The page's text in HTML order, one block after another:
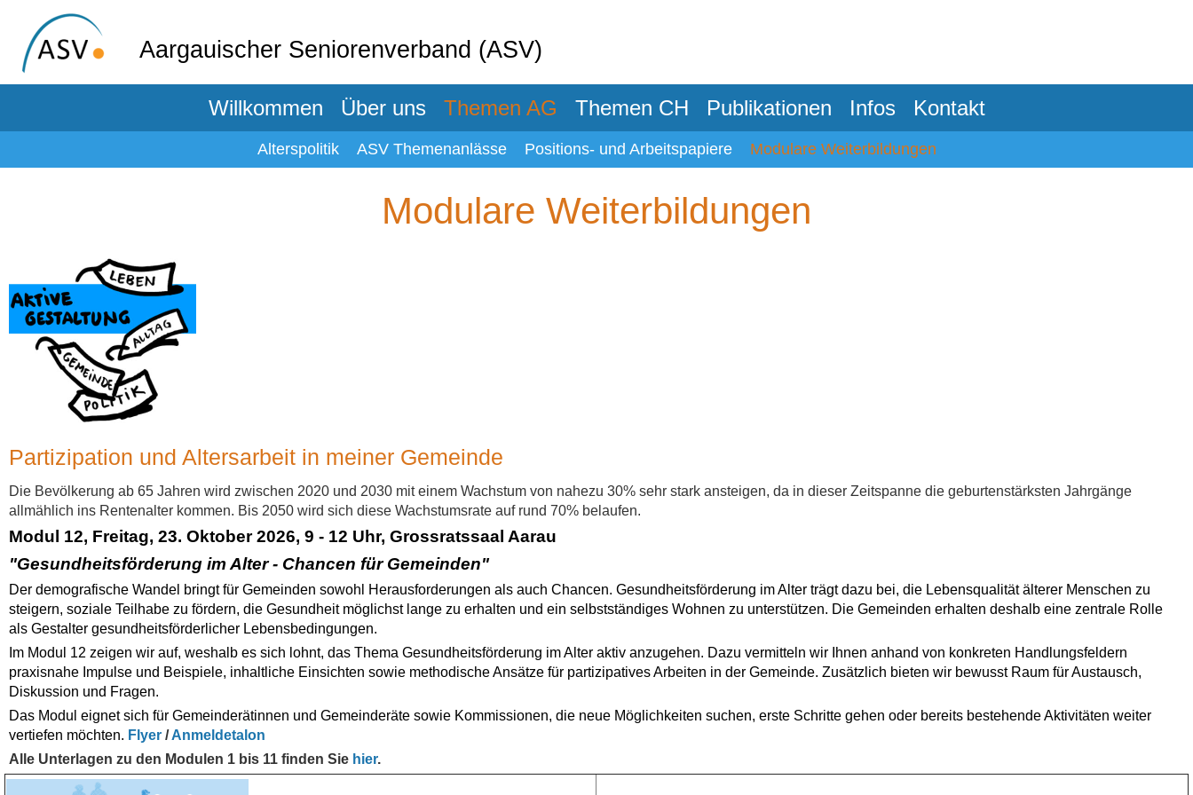
Aargauischer Seniorenverband (ASV)
Willkommen Über uns Themen AG Themen CH Publikationen Infos Kontakt
Alterspolitik ASV Themenanlässe Positions- und Arbeitspapiere Modulare Weiterbildungen
Modulare Weiterbildungen
Partizipation und Altersarbeit in meiner Gemeinde
Die Bevölkerung ab 65 Jahren wird zwischen 2020 und 2030 mit einem Wachstum von nahezu 30% sehr stark ansteigen, da in dieser Zeitspanne die geburtenstärksten Jahrgänge
allmählich ins Rentenalter kommen. Bis 2050 wird sich diese Wachstumsrate auf rund 70% belaufen.
Modul 12, Freitag, 23. Oktober 2026, 9 - 12 Uhr, Grossratssaal Aarau
"Gesundheitsförderung im Alter - Chancen für Gemeinden"
Der demografische Wandel bringt für Gemeinden sowohl Herausforderungen als auch Chancen. Gesundheitsförderung im Alter trägt dazu bei, die Lebensqualität älterer Menschen zu
steigern, soziale Teilhabe zu fördern, die Gesundheit möglichst lange zu erhalten und ein selbstständiges Wohnen zu unterstützen. Die Gemeinden erhalten deshalb eine zentrale Rolle
als Gestalter gesundheitsförderlicher Lebensbedingungen.
Im Modul 12 zeigen wir auf, weshalb es sich lohnt, das Thema Gesundheitsförderung im Alter aktiv anzugehen. Dazu vermitteln wir Ihnen anhand von konkreten Handlungsfeldern
praxisnahe Impulse und Beispiele, inhaltliche Einsichten sowie methodische Ansätze für partizipatives Arbeiten in der Gemeinde. Zusätzlich bieten wir bewusst Raum für Austausch,
Diskussion und Fragen.
Das Modul eignet sich für Gemeinderätinnen und Gemeinderäte sowie Kommissionen, die neue Möglichkeiten suchen, erste Schritte gehen oder bereits bestehende Aktivitäten weiter
vertiefen möchten. Flyer /Anmeldetalon
Alle Unterlagen zu den Modulen 1 bis 11 finden Sie hier.